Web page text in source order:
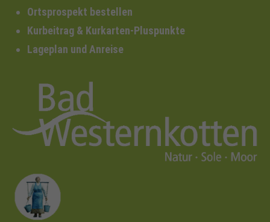
Ortsprospekt bestellen
Kurbeitrag & Kurkarten-Pluspunkte
Lageplan und Anreise